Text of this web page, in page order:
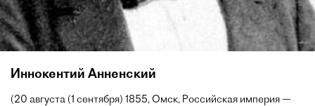
Иннокентий Анненский
(20 августа (1 сентября) 1855, Омск, Российская империя —